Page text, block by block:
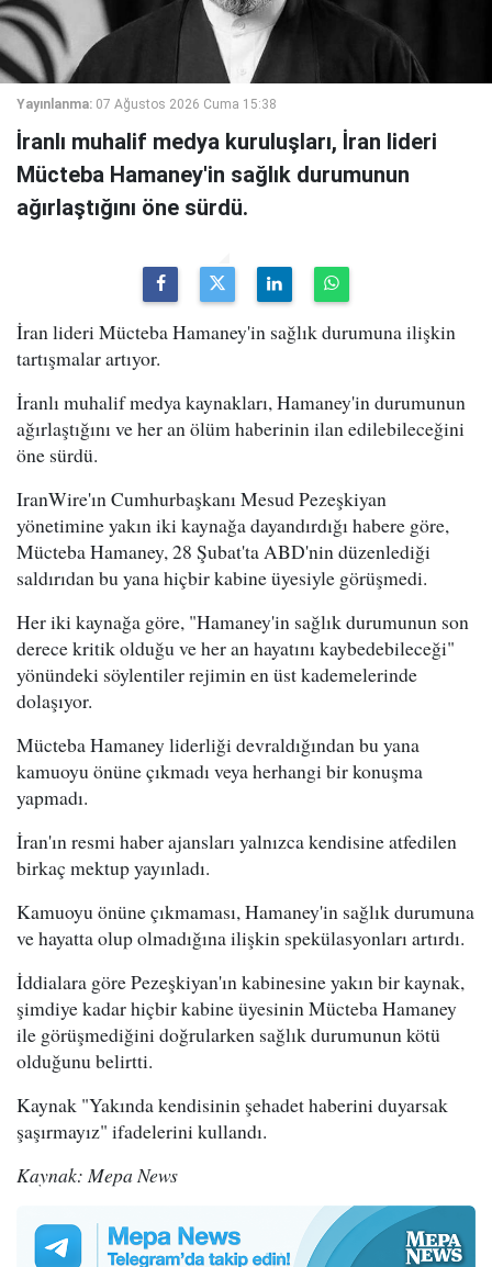
Yayınlanma: 07 Ağustos 2026 Cuma 15:38
İranlı muhalif medya kuruluşları, İran lideri
Mücteba Hamaney'in sağlık durumunun
ağırlaştığını öne sürdü.
İran lideri Mücteba Hamaney'in sağlık durumuna ilişkin
tartışmalar artıyor.
İranlı muhalif medya kaynakları, Hamaney'in durumunun
ağırlaştığını ve her an ölüm haberinin ilan edilebileceğini
öne sürdü.
IranWire'ın Cumhurbaşkanı Mesud Pezeşkiyan
yönetimine yakın iki kaynağa dayandırdığı habere göre,
Mücteba Hamaney, 28 Şubat'ta ABD'nin düzenlediği
saldırıdan bu yana hiçbir kabine üyesiyle görüşmedi.
Her iki kaynağa göre, "Hamaney'in sağlık durumunun son
derece kritik olduğu ve her an hayatını kaybedebileceği"
yönündeki söylentiler rejimin en üst kademelerinde
dolaşıyor.
Mücteba Hamaney liderliği devraldığından bu yana
kamuoyu önüne çıkmadı veya herhangi bir konuşma
yapmadı.
İran'ın resmi haber ajansları yalnızca kendisine atfedilen
birkaç mektup yayınladı.
Kamuoyu önüne çıkmaması, Hamaney'in sağlık durumuna
ve hayatta olup olmadığına ilişkin spekülasyonları artırdı.
İddialara göre Pezeşkiyan'ın kabinesine yakın bir kaynak,
şimdiye kadar hiçbir kabine üyesinin Mücteba Hamaney
ile görüşmediğini doğrularken sağlık durumunun kötü
olduğunu belirtti.
Kaynak "Yakında kendisinin şehadet haberini duyarsak
şaşırmayız" ifadelerini kullandı.
Kaynak: Mepa News